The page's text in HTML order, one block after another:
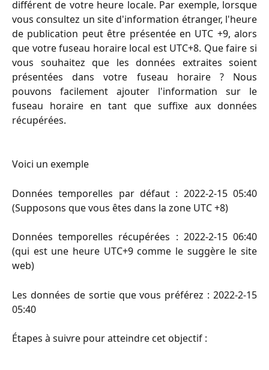
différent de votre heure locale. Par exemple, lorsque
vous consultez un site d'information étranger, l'heure
de publication peut être présentée en UTC +9, alors
que votre fuseau horaire local est UTC+8. Que faire si
vous souhaitez que les données extraites soient
présentées dans votre fuseau horaire ? Nous
pouvons facilement ajouter l'information sur le
fuseau horaire en tant que suffixe aux données
récupérées.
Voici un exemple
Données temporelles par défaut : 2022-2-15 05:40
(Supposons que vous êtes dans la zone UTC +8)
Données temporelles récupérées : 2022-2-15 06:40
(qui est une heure UTC+9 comme le suggère le site
web)
Les données de sortie que vous préférez : 2022-2-15
05:40
Étapes à suivre pour atteindre cet objectif :